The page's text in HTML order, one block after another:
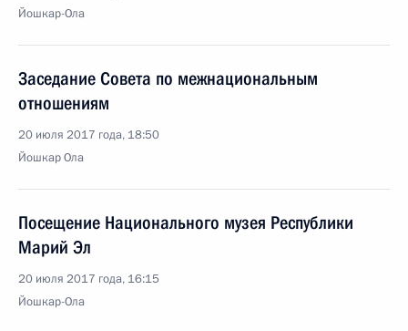
Йошкар-Ола
Заседание Совета по межнациональным
отношениям
20 июля 2017 года, 18:50
Йошкар Ола
Посещение Национального музея Республики
Марий Эл
20 июля 2017 года, 16:15
Йошкар-Ола